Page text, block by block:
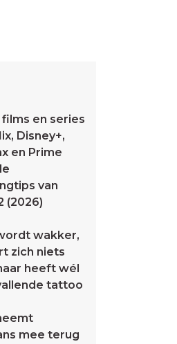
en series
Disney+,
en Prime
van
(2026)
wakker,
zich niets
heeft wél
tattoo
mee terug